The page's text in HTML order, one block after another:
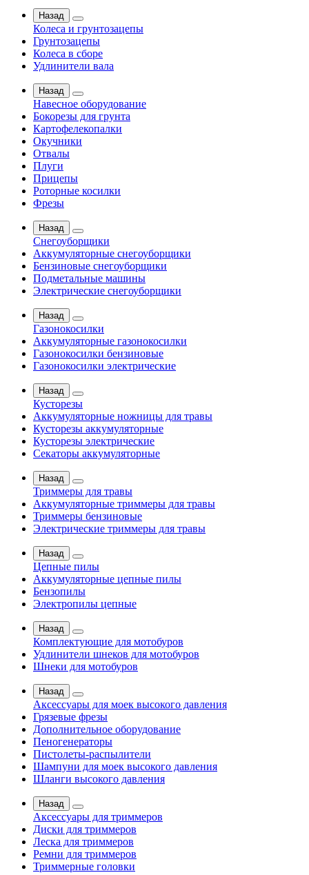
Назад
Колеса и грунтозацепы
Грунтозацепы
Колеса в сборе
Удлинители вала
Назад
Навесное оборудование
Бокорезы для грунта
Картофелекопалки
Окучники
Отвалы
Плуги
Прицепы
Роторные косилки
Фрезы
Назад
Снегоуборщики
Аккумуляторные снегоуборщики
Бензиновые снегоуборщики
Подметальные машины
Электрические снегоуборщики
Назад
Газонокосилки
Аккумуляторные газонокосилки
Газонокосилки бензиновые
Газонокосилки электрические
Назад
Кусторезы
Аккумуляторные ножницы для травы
Кусторезы аккумуляторные
Кусторезы электрические
Секаторы аккумуляторные
Назад
Триммеры для травы
Аккумуляторные триммеры для травы
Триммеры бензиновые
Электрические триммеры для травы
Назад
Цепные пилы
Аккумуляторные цепные пилы
Бензопилы
Электропилы цепные
Назад
Комплектующие для мотобуров
Удлинители шнеков для мотобуров
Шнеки для мотобуров
Назад
Аксессуары для моек высокого давления
Грязевые фрезы
Дополнительное оборудование
Пеногенераторы
Пистолеты-распылители
Шампуни для моек высокого давления
Шланги высокого давления
Назад
Аксессуары для триммеров
Диски для триммеров
Леска для триммеров
Ремни для триммеров
Триммерные головки